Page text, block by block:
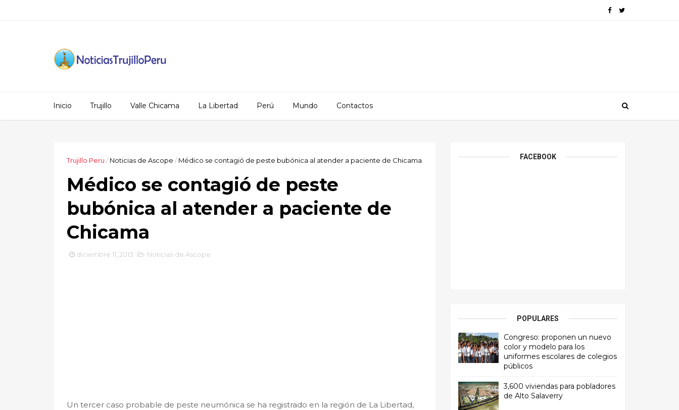
Inicio Trujillo Valle Chicama La Libertad Perú Mundo Contactos
Trujillo Peru / Noticias de Ascope / Médico se contagió de peste bubónica al atender a paciente de Chicama
Médico se contagió de peste
bubónica al atender a paciente de
Chicama
diciembre 11, 2013 Noticias de Ascope
Un tercer caso probable de peste neumónica se ha registrado en la región de La Libertad,
FACEBOOK
POPULARES
Congreso: proponen un nuevo
color y modelo para los
uniformes escolares de colegios
públicos
3,600 viviendas para pobladores
de Alto Salaverry